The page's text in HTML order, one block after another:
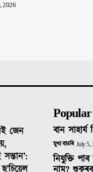
2026
জেন
Popular
বান
মুখ্য বাতৰি July 5,
নিযুক্তি